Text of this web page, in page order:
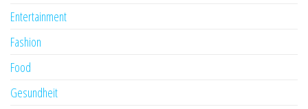
Entertainment
Fashion
Food
Gesundheit